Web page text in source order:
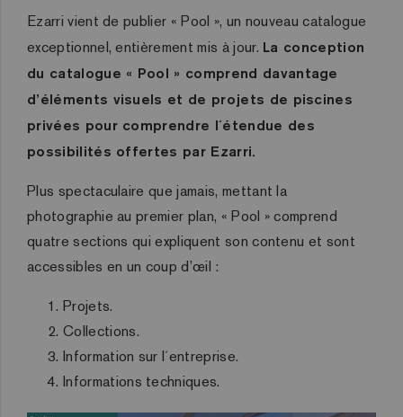
Ezarri vient de publier « Pool », un nouveau catalogue
exceptionnel, entièrement mis à jour. La conception
du catalogue « Pool » comprend davantage
d’éléments visuels et de projets de piscines
privées pour comprendre l´étendue des
possibilités offertes par Ezarri.
Plus spectaculaire que jamais, mettant la
photographie au premier plan, « Pool » comprend
quatre sections qui expliquent son contenu et sont
accessibles en un coup d’œil :
Projets.
Collections.
Information sur l´entreprise.
Informations techniques.